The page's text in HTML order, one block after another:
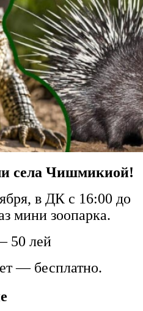
села Чишмикиой!
в ДК с 16:00 до
мини зоопарка.
50 лей
— бесплатно.